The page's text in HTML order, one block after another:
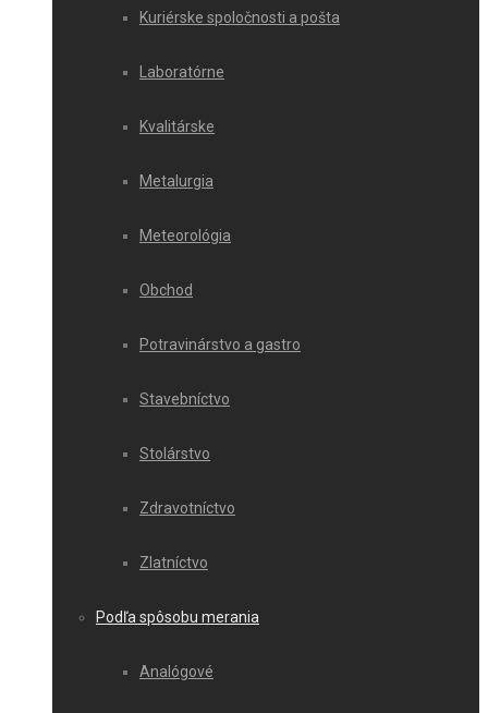
Kuriérske spoločnosti a pošta
Laboratórne
Kvalitárske
Metalurgia
Meteorológia
Obchod
Potravinárstvo a gastro
Stavebníctvo
Stolárstvo
Zdravotníctvo
Zlatníctvo
Podľa spôsobu merania
Analógové